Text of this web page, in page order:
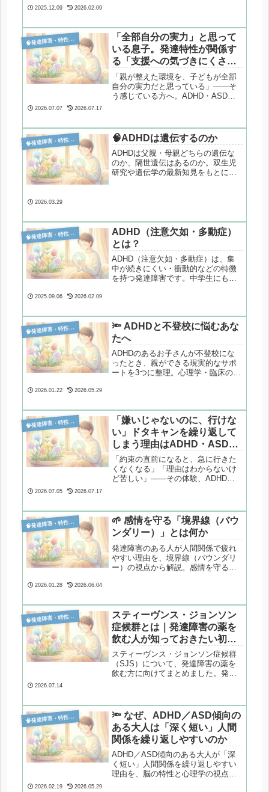
2025.12.09 2026.02.09

発達障害・特性分析
「全部自分の実力」と思って
いる息子。発達特性が関係す
る「支援への気づきにくさ」
とは
「親が整えた環境を、子どもが全部
自分の実力だと思っている」——そ
う感じている方へ。ADHD・ASDの
あるメカニズムと、伝え方のヒント
を解説します。
2026.07.07 2026.07.17

発達障害・特性分析 🧠ADHDは遺伝するのか
ADHDは父親・母親どちらの遺伝な
のか、隔世遺伝はあるのか。双生児
研究や遺伝学の最新知見をもとに、
2026.03.29

発達障害・特性分析
ADHD（注意欠如・多動症）
とは？
ADHD（注意欠如・多動症）は、集
中が続きにくい・衝動的などの特徴
を持つ発達障害です。中学生にも理
2025.09.06 2026.02.09

発達障害・特性分析
🔦 ADHDと不登校に悩むあな
たへ
ADHDのあるお子さんが不登校にな
ったとき、親ができる現実的なサポ
ートを3つに整理。心理学・臨床の視
2026.01.22 2026.05.29

発達障害・特性分析
「嫌いじゃないのに、行けな
い」ドタキャンを繰り返して
しまう理由はADHD・ASDの
特性にあった
「約束の直前になると、急に行きた
くなくなる」「理由はわからないけ
ど苦しい」——その体験、ADHD・
の問題など、ドタキャンの背景にあ
る脳の特性をわかりやすく解説しま
す。
2026.07.05 2026.07.17

発達障害・特性分析
🌱 感情を守る「境界線（バウ
ンダリー）」とは何か
発達障害のある人が人間関係で疲れ
やすい理由を、境界線（バウンダリ
ー）の視点から解説。感情を守る距
2026.01.28 2026.06.04

発達障害・特性分析
スティーヴンス・ジョンソン
症候群とは｜発達障害の薬を
飲む人が知っておきたい初期
症状
スティーヴンス・ジョンソン症候群
（SJS）について、発達障害の薬を
飲む方に向けてまとめました。発
ます。お薬と安心して付き合うため
の備えもお伝えします。
2026.07.14

発達障害・特性分析
🔦 なぜ、ADHD／ASD傾向の
ある大人は「深く短い」人間
関係を繰り返しやすいのか
ADHD／ASD傾向のある大人が「深
く短い」人間関係を繰り返しやすい
理由を、脳の特性と心理学の視点か
2026.02.19 2026.05.29